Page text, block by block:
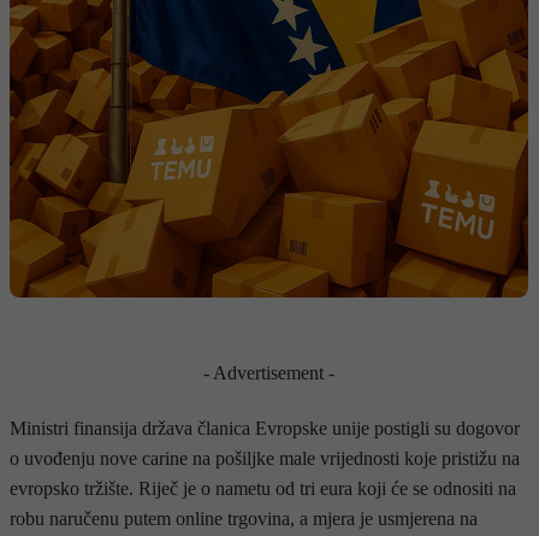
- Advertisement -
Ministri finansija država članica Evropske unije postigli su dogovor
o uvođenju nove carine na pošiljke male vrijednosti koje pristižu na
evropsko tržište. Riječ je o nametu od tri eura koji će se odnositi na
robu naručenu putem online trgovina, a mjera je usmjerena na